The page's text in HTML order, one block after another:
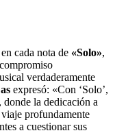
cada nota de «Solo»,
verdaderamente
expresó: «Con ‘Solo’,
la dedicación a
profundamente
a cuestionar sus